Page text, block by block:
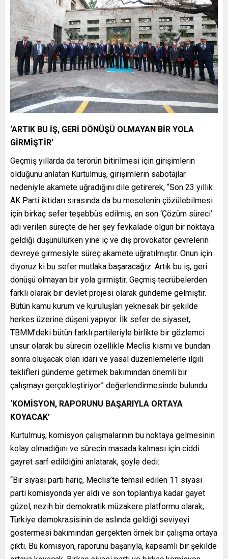
‘ARTIK BU İŞ, GERİ DÖNÜŞÜ OLMAYAN BİR YOLA
GİRMİŞTİR’
Geçmiş yıllarda da terörün bitirilmesi için girişimlerin
olduğunu anlatan Kurtulmuş, girişimlerin sabotajlar
nedeniyle akamete uğradığını dile getirerek, “Son 23 yıllık
AK Parti iktidarı sırasında da bu meselenin çözülebilmesi
için birkaç sefer teşebbüs edilmiş, en son ‘Çözüm süreci’
adı verilen süreçte de her şey fevkalade olgun bir noktaya
geldiği düşünülürken yine iç ve dış provokatör çevrelerin
devreye girmesiyle süreç akamete uğratılmıştır. Onun için
diyoruz ki bu sefer mutlaka başaracağız. Artık bu iş, geri
dönüşü olmayan bir yola girmiştir. Geçmiş tecrübelerden
farklı olarak bir devlet projesi olarak gündeme gelmiştir.
Bütün kamu kurum ve kuruluşları yeknesak bir şekilde
herkes üzerine düşeni yapıyor. İlk sefer de siyaset,
TBMM’deki bütün farklı partileriyle birlikte bir gözlemci
unsur olarak bu sürecin özellikle Meclis kısmı ve bundan
sonra oluşacak olan idari ve yasal düzenlemelerle ilgili
teklifleri gündeme getirmek bakımından önemli bir
çalışmayı gerçekleştiriyor” değerlendirmesinde bulundu.
‘KOMİSYON, RAPORUNU BAŞARIYLA ORTAYA
KOYACAK’
Kurtulmuş, komisyon çalışmalarının bu noktaya gelmesinin
kolay olmadığını ve sürecin masada kalması için ciddi
gayret sarf edildiğini anlatarak, şöyle dedi:
“Bir siyasi parti hariç, Meclis’te temsil edilen 11 siyasi
parti komisyonda yer aldı ve son toplantıya kadar gayet
güzel, nezih bir demokratik müzakere platformu olarak,
Türkiye demokrasisinin de aslında geldiği seviyeyi
göstermesi bakımından gerçekten örnek bir çalışma ortaya
çıktı. Bu komisyon, raporunu başarıyla, kapsamlı bir şekilde